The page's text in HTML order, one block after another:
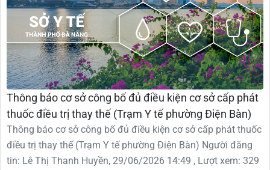
Thông báo cơ sở công bố đủ điều kiện cơ sở cấp phát
thuốc điều trị thay thế (Trạm Y tế phường Điện Bàn)
Thông báo cơ sở công bố đủ điều kiện cơ sở cấp phát thuốc
điều trị thay thế (Trạm Y tế phường Điện Bàn) Người đăng
tin: Lê Thị Thanh Huyền, 29/06/2026 14:49 , Lượt xem: 329